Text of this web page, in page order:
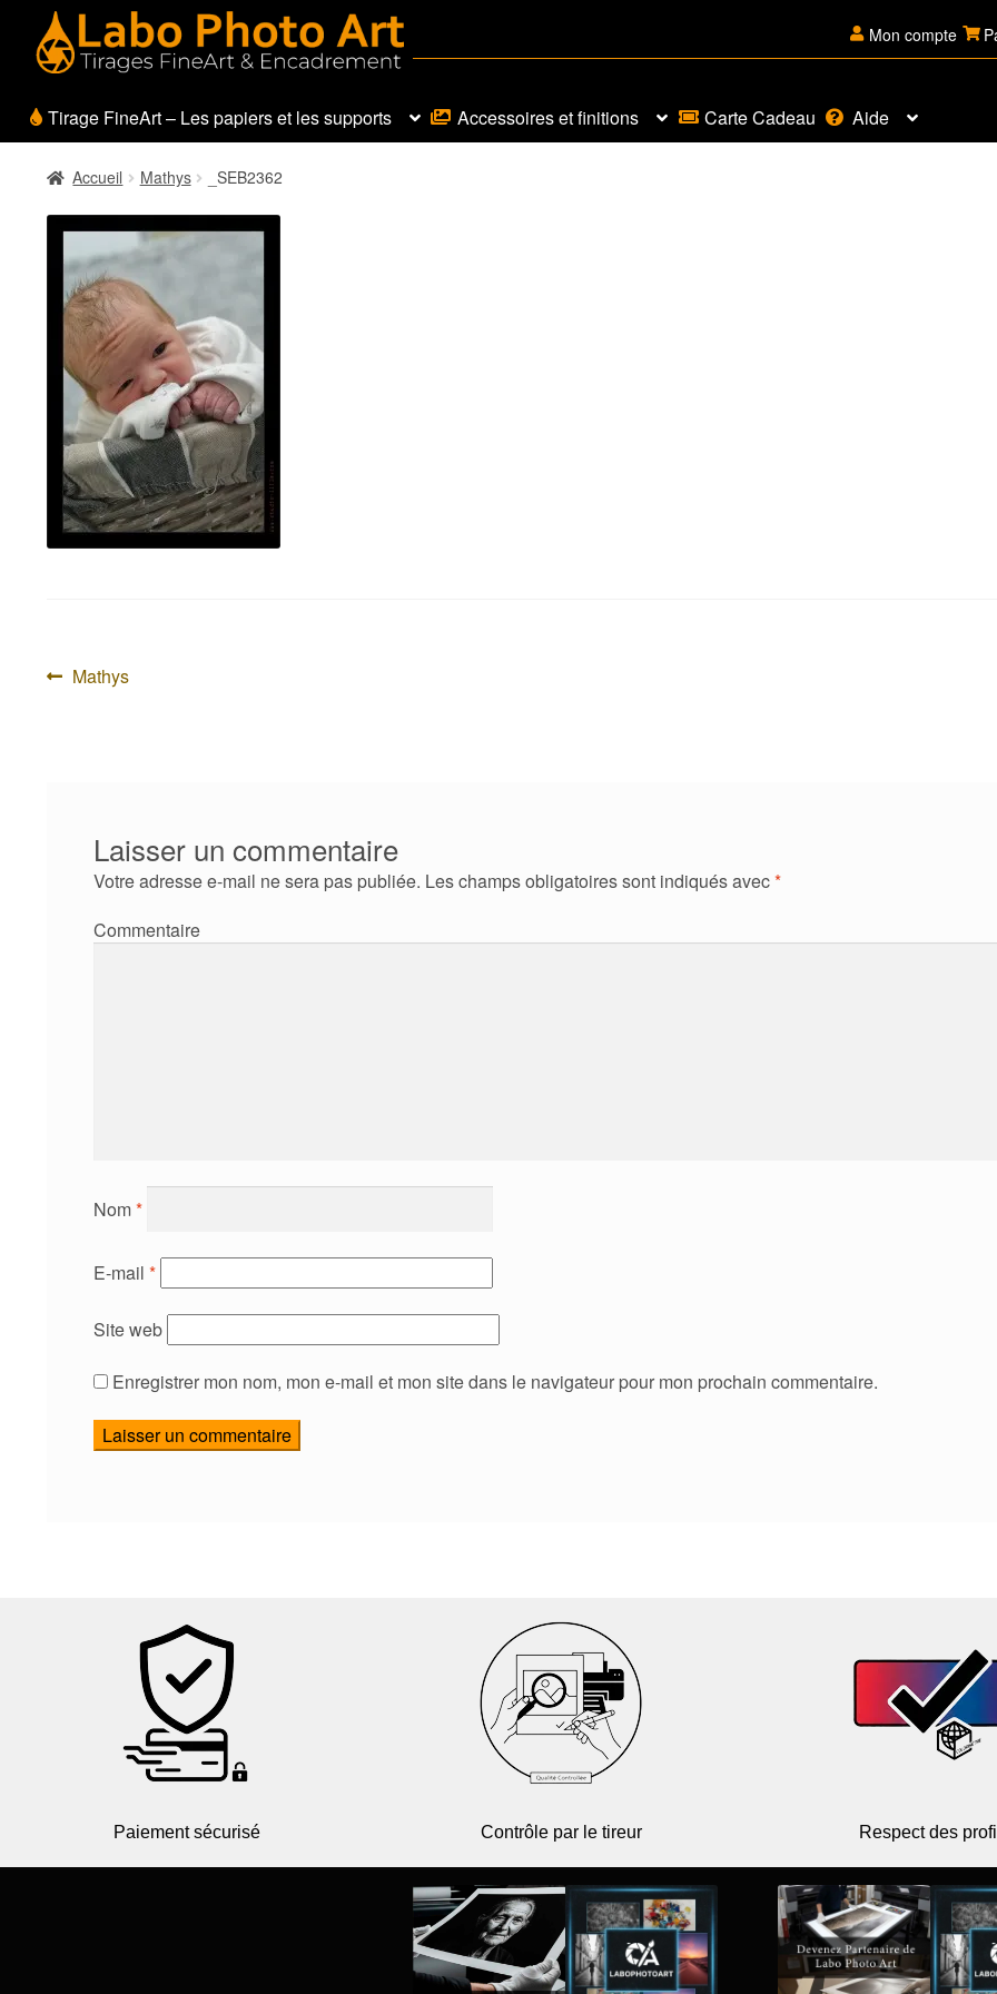
Aller
à
la
Aller
au
contenu
Mon compte
Tirage FineArt – Les papiers et les supports Accessoires et finitions Carte Cadeau Aide
Accueil Mathys _SEB2362
Navigation
Article
Mathys
Laisser un commentaire
Votre adresse e-mail ne sera pas publiée. Les champs obligatoires sont indiqués avec*
Nom*
E-mail *
Site web
Enregistrer mon nom, mon e-mail et mon site dans le navigateur pour mon prochain commentaire.
Paiement sécurisé Contrôle par le tireur Respect des